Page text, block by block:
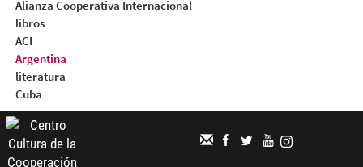
Alianza Cooperativa Internacional
libros
ACI
Argentina
literatura
Cuba